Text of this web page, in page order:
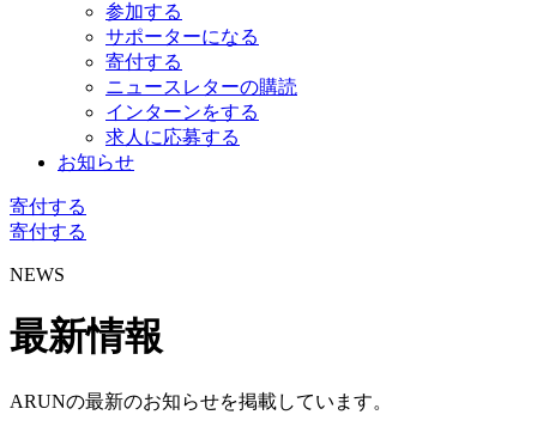
参加する
サポーターになる
寄付する
ニュースレターの購読
インターンをする
求人に応募する
お知らせ
寄付する
寄付する
NEWS
最新情報
ARUNの最新のお知らせを掲載しています。